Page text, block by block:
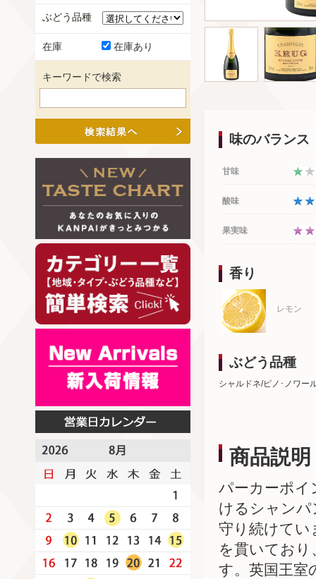
味のバランス
甘味
酸味
果実味
香り
レモン
ぶどう品種
シャルドネ/ピノ･ノワー
商品説明
パーカーポイ
けるシャンパ
守り続けてい
を貫いており
す。英国王室
ぶどう品種
在庫 在庫あり
キーワードで検索